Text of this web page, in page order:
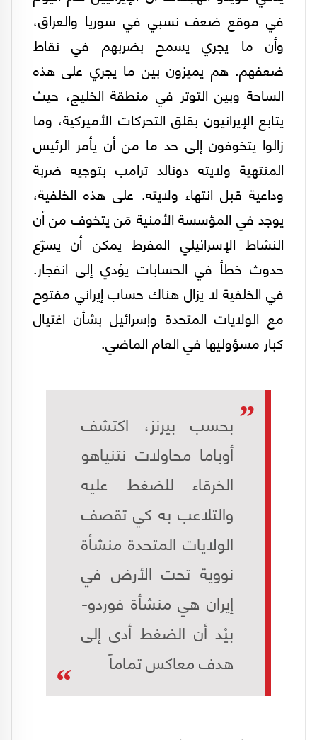
في موقع ضعف نسبي في سوريا والعراق،
وأن ما يجري يسمح بضربهم في نقاط
ضعفهم. هم يميزون بين ما يجري على هذه
الساحة وبين التوتر في منطقة الخليج، حيث
يتابع الإيرانيون بقلق التحركات الأميركية، وما
زالوا يتخوفون إلى حد ما من أن يأمر الرئيس
المنتهية ولايته دونالد ترامب بتوجيه ضربة
وداعية قبل انتهاء ولايته. على هذه الخلفية،
يوجد في المؤسسة الأمنية مَن يتخوف من أن
النشاط الإسرائيلي المفرط يمكن أن يسرّع
حدوث خطأ في الحسابات يؤدي إلى انفجار.
في الخلفية لا يزال هناك حساب إيراني مفتوح
مع الولايات المتحدة وإسرائيل بشأن اغتيال
كبار مسؤوليها في العام الماضي.
بحسب بيرنز، اكتشف
أوباما محاولات نتنياهو
الخرقاء للضغط عليه
والتلاعب به كي تقصف
الولايات المتحدة منشأة
نووية تحت الأرض في
إيران هي منشأة فوردو-
بيْد أن الضغط أدى إلى
هدف معاكس تماماً